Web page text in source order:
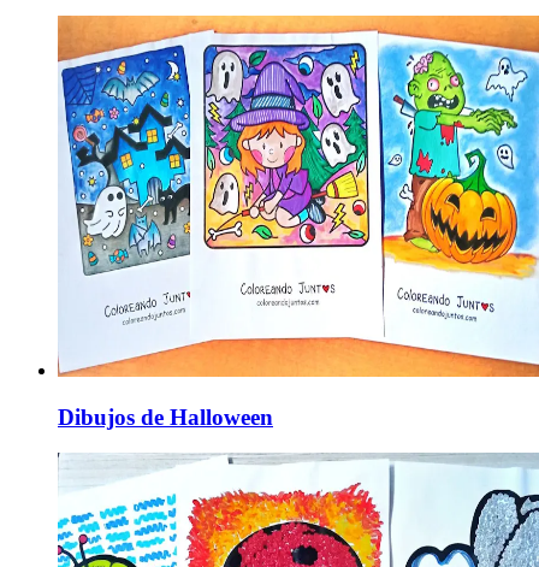
Dibujos de Halloween